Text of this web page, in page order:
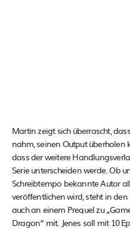
Martin zeigt sich überrascht,
nahm, seinen Output überholen
dass der weitere
Serie unterscheiden werde. Ob
Schreibtempo bekannte Autor
veröffentlichen wird, steht in
auch an einem Prequel zu
Dragon“ mit. Jenes soll mit 10